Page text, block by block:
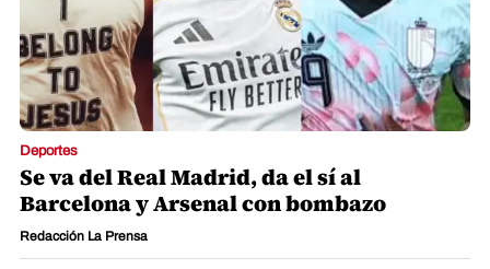
Deportes
Se va del Real Madrid, da el sí al
Barcelona y Arsenal con bombazo
Redacción La Prensa